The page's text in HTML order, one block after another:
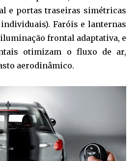
e portas traseiras simétricas
Faróis e lanternas
iluminação frontal adaptativa, e
otimizam o fluxo de ar,
aerodinâmico.